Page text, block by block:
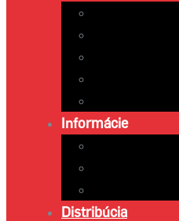
Informácie
Distribúcia